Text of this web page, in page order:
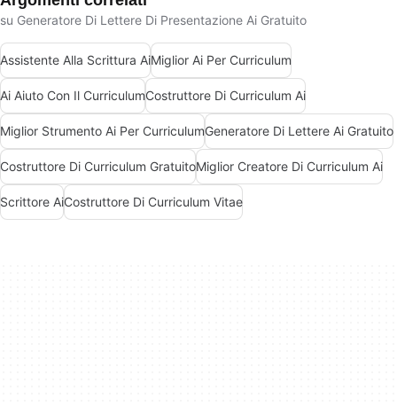
su Generatore Di Lettere Di Presentazione Ai Gratuito
Assistente Alla Scrittura AiMiglior Ai Per Curriculum
Ai Aiuto Con Il CurriculumCostruttore Di Curriculum Ai
Miglior Strumento Ai Per CurriculumGeneratore Di Lettere Ai Gratuito
Costruttore Di Curriculum GratuitoMiglior Creatore Di Curriculum Ai
Scrittore AiCostruttore Di Curriculum Vitae